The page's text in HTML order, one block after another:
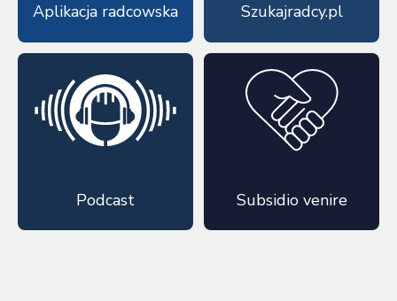
Aplikacja radcowska Szukajradcy.pl
Podcast Subsidio venire